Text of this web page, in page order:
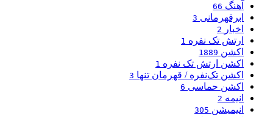
آهنگ 66
ابرقهرمانی 3
اخبار 2
ارتش تک نفره 1
اکشن 1889
اکشن ارتش تک نفره 1
اکشن تک‌نفره / قهرمان تنها 3
اکشن حماسی 6
انیمه 2
انیمیشن 305